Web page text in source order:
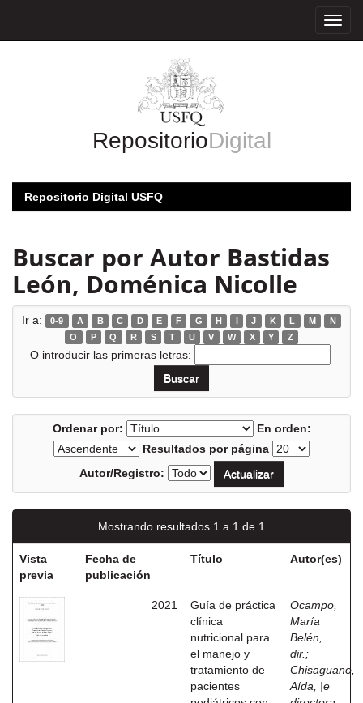
RepositorioDigital
Repositorio Digital USFQ
Buscar por Autor Bastidas
León, Doménica Nicolle
Ir a: 0-9 A B C D E F G H I J K L M
N
O
P Q R S T U V W X Y Z
O introducir las primeras letras:
Ordenar por:
En orden:
Resultados por página
Autor/Registro:
Mostrando resultados 1 a 1 de 1
Vista
previa
Fecha de
publicación
Título Autor(es)
2021
Guía de práctica
clínica
nutricional para
el manejo y
tratamiento de
pacientes
Ocampo,
María
Belén,
dir. ;
Chisaguano,
Aída, |e